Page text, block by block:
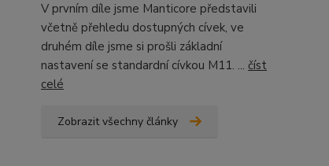
V prvním díle jsme Manticore představili
včetně přehledu dostupných cívek, ve
druhém díle jsme si prošli základní
nastavení se standardní cívkou M11. ... číst
celé
Zobrazit všechny články